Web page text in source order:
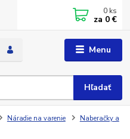
Menu
Hľadať
0 ks
za 0 €
Náradie na varenie
Naberačky a